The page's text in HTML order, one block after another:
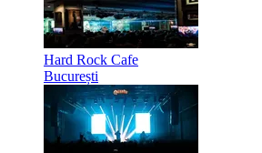
Hard Rock Cafe
București